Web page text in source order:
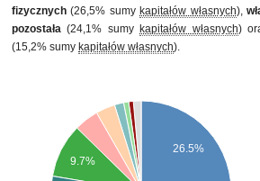
fizycznych (26,5% sumy kapitałów własnych),
pozostała (24,1% sumy kapitałów własnych)
(15,2% sumy kapitałów własnych).
26.5%
9.7%